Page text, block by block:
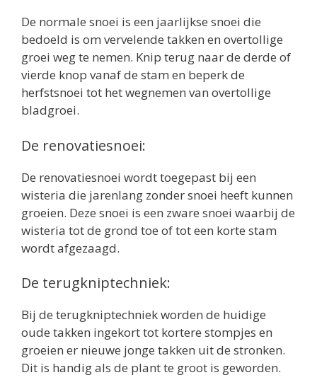
De normale snoei is een jaarlijkse snoei die
bedoeld is om vervelende takken en overtollige
groei weg te nemen. Knip terug naar de derde of
vierde knop vanaf de stam en beperk de
herfstsnoei tot het wegnemen van overtollige
bladgroei.
De renovatiesnoei:
De renovatiesnoei wordt toegepast bij een
wisteria die jarenlang zonder snoei heeft kunnen
groeien. Deze snoei is een zware snoei waarbij de
wisteria tot de grond toe of tot een korte stam
wordt afgezaagd.
De terugkniptechniek:
Bij de terugkniptechniek worden de huidige
oude takken ingekort tot kortere stompjes en
groeien er nieuwe jonge takken uit de stronken.
Dit is handig als de plant te groot is geworden.